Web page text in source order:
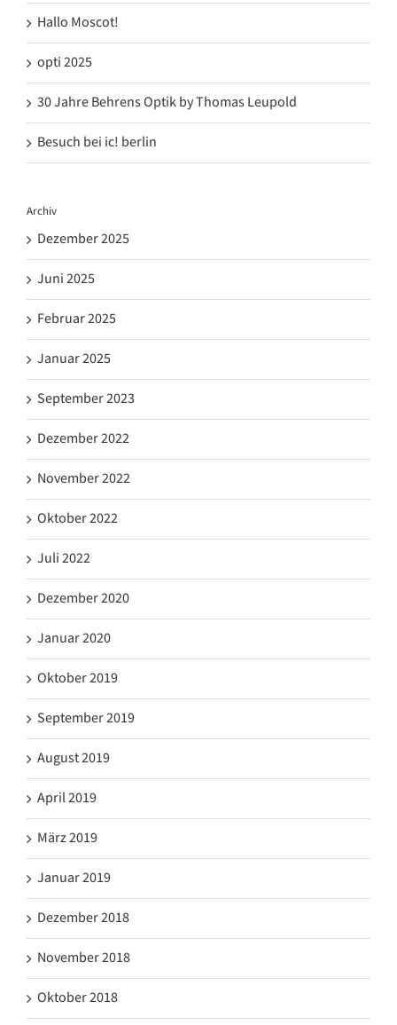
Hallo Moscot!
opti 2025
30 Jahre Behrens Optik by Thomas Leupold
Besuch bei ic! berlin
Archiv
Dezember 2025
Juni 2025
Februar 2025
Januar 2025
September 2023
Dezember 2022
November 2022
Oktober 2022
Juli 2022
Dezember 2020
Januar 2020
Oktober 2019
September 2019
August 2019
April 2019
März 2019
Januar 2019
Dezember 2018
November 2018
Oktober 2018